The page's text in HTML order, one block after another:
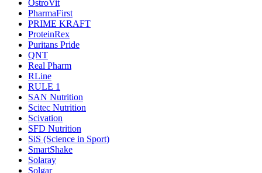
OstroVit
PharmaFirst
PRIME KRAFT
ProteinRex
Puritans Pride
QNT
Real Pharm
RLine
RULE 1
SAN Nutrition
Scitec Nutrition
Scivation
SFD Nutrition
SiS (Science in Sport)
SmartShake
Solaray
Solgar